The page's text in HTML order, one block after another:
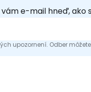
e-mail hneď,
upozornení. Odber môžete